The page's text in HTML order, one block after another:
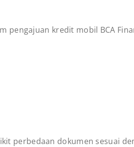
pengajuan kredit mobil BCA
perbedaan dokumen sesuai